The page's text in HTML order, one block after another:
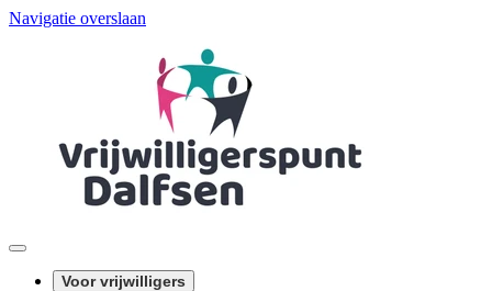
Navigatie overslaan
Voor vrijwilligers